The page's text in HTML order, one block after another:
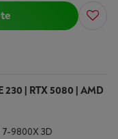
230 | RTX 5080 | AMD
9800X 3D